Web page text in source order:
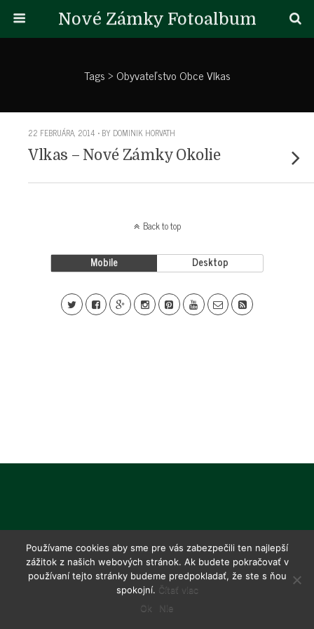
Nové Zámky Fotoalbum
Tags › Obyvateľstvo Obce Vlkas
22 FEBRUÁRA, 2014 • BY DOMINIK HORVATH
Vlkas – Nové Zámky Okolie
Back to top
Mobile Desktop
Používame cookies aby sme pre vás zabezpečili ten najlepší
zážitok z našich webových stránok. Ak budete pokračovať v
používaní tejto stránky budeme predpokladať, že ste s ňou
spokojní. Čítať viac
Ok
Nie